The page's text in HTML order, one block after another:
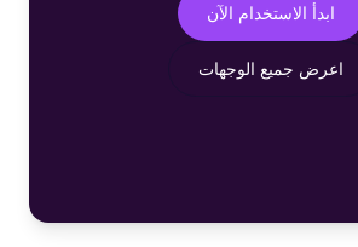
ابدأ الاستخدام الآن
اعرض جميع الوجهات